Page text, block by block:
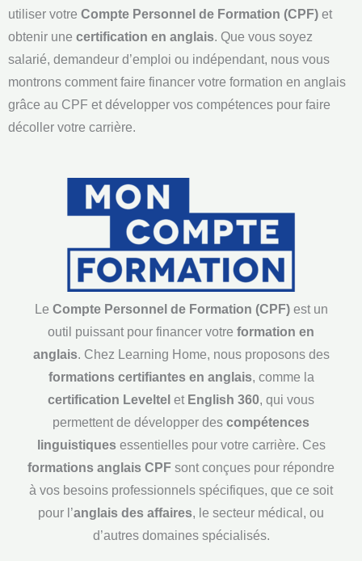
utiliser votre Compte Personnel de Formation (CPF) et
obtenir une certification en anglais. Que vous soyez
salarié, demandeur d’emploi ou indépendant, nous vous
montrons comment faire financer votre formation en anglais
grâce au CPF et développer vos compétences pour faire
décoller votre carrière.
Le Compte Personnel de Formation (CPF)est un
outil puissant pour financer votre formation en
anglais. Chez Learning Home, nous proposons des
formations certifiantes en anglais, comme la
certification Leveltel et English 360, qui vous
permettent de développer des compétences
linguistiquesessentielles pour votre carrière. Ces
formations anglais CPF sont conçues pour répondre
à vos besoins professionnels spécifiques, que ce soit
pour l’anglais des affaires, le secteur médical, ou
d’autres domaines spécialisés.